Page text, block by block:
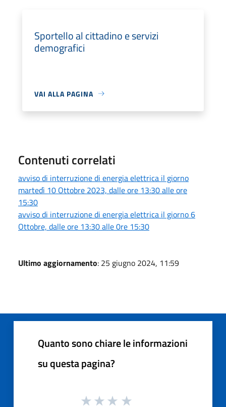
Sportello al cittadino e servizi
demografici
VAI ALLA PAGINA
Contenuti correlati
avviso di interruzione di energia elettrica il giorno
martedì 10 Ottobre 2023, dalle ore 13:30 alle ore
15:30
avviso di interruzione di energia elettrica il giorno 6
Ottobre, dalle ore 13:30 alle 0re 15:30
Ultimo aggiornamento: 25 giugno 2024, 11:59
Quanto sono chiare le informazioni
su questa pagina?